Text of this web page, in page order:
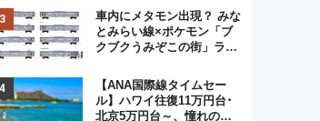
ジュアルパーティープラン
車内にメタモン出現？ みな
とみらい線×ポケモン「ブ
クブクうみぞこの街」ラッ
この夏は直通列車で横浜
へ！
【ANA国際線タイムセー
ル】ハワイ往復11万円台･
北京5万円台～、憧れのビ